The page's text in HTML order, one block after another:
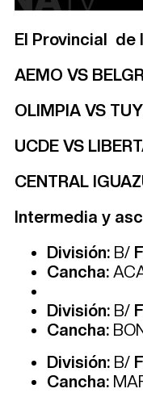
El Provincial de
AEMO VS
OLIMPIA VS
UCDE VS
CENTRAL
Intermedia y
División: B/
Cancha:
División: B/
Cancha:
División: B/
Cancha: